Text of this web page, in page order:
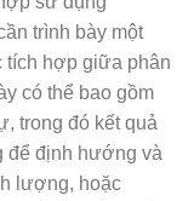
trình bày một
tích hợp giữa phân
có thể bao gồm
trong đó kết quả
để định hướng và
lượng, hoặc